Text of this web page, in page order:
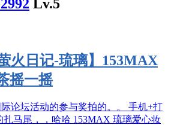
Lv.5
火日记-琉璃】153MAX
摇一摇
论坛活动的参与奖拍的。。 手机+打
扎马尾，，哈哈 153MAX 琉璃爱心妆